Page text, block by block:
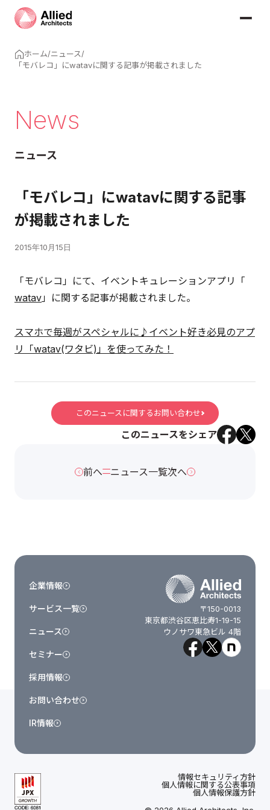
ホーム/ニュース/
「モバレコ」にwatavに関する記事が掲載されました
News
ニュース
「モバレコ」にwatavに関する記事
が掲載されました
2015年10月15日
「モバレコ」にて、イベントキュレーションアプリ「
watav 」に関する記事が掲載されました。
スマホで毎週がスペシャルに♪イベント好き必見のアプ
リ「watav(ワタビ)」を使ってみた！
このニュースに関するお問い合わせ
このニュースをシェア
前へ ニュース一覧次へ
〒150-0013
東京都渋谷区恵比寿1-19-15
ウノサワ東急ビル 4階
企業情報
サービス一覧
ニュース
セミナー
採用情報
お問い合わせ
IR情報
情報セキュリティ方針
個人情報に関する公表事項
個人情報保護方針